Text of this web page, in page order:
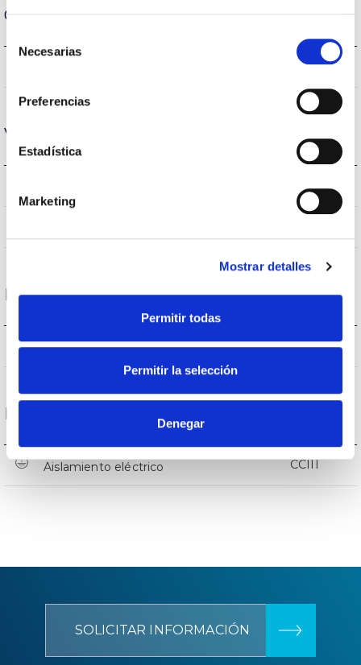
Necesarias
Preferencias
Estadística
Marketing
Mostrar detalles
Permitir todas
Permitir la selección
Denegar
Carcasa y Acabado
IP20
Vida
Protecciones
Protección sobretensiones NO
Datos Generales
Aislamiento eléctrico CCIII
SOLICITAR INFORMACIÓN